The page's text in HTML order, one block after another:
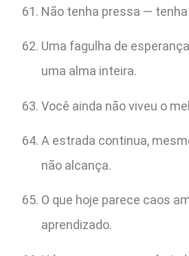
Não tenha pressa —
Uma fagulha de
uma alma inteira.
Você ainda não viveu o
A estrada continua,
não alcança.
O que hoje parece caos
aprendizado.